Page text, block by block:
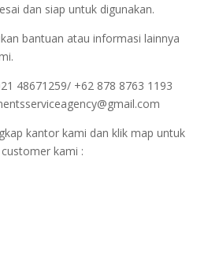
dan siap untuk digunakan.
bantuan atau informasi lainnya
48671259/ +62 878 8763 1193
kantor kami dan klik map untuk
kami :